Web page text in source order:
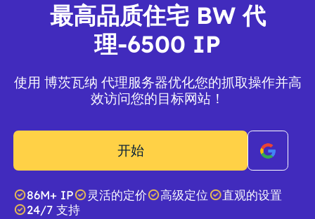
最高品质住宅 BW 代
理-6500 IP
使用 博茨瓦纳 代理服务器优化您的抓取操作并高
效访问您的目标网站！
开始
86M+ IP 灵活的定价 高级定位
直观的设置
24/7 支持